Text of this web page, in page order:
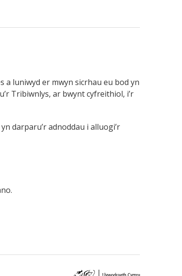
a luniwyd er mwyn sicrhau eu bod yn
Tribiwnlys, ar bwynt cyfreithiol, i’r
darparu’r adnoddau i alluogi’r